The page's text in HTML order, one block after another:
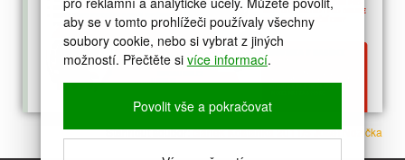
aby se v tomto prohlížeči používaly všechny
soubory cookie, nebo si vybrat z jiných
možností. Přečtěte si více informací.
Povolit vše a pokračovat
Stáhnout soubor:článek Kostarika 2011/5 Josef Nožička